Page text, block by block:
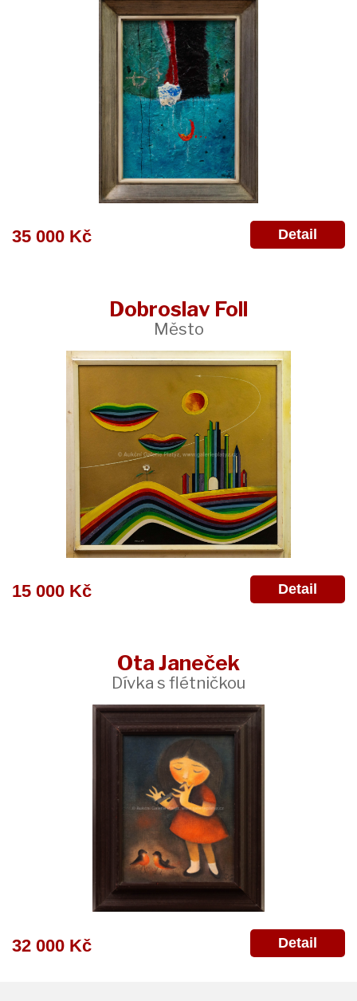
35 000 Kč Detail
Dobroslav Foll
Město
15 000 Kč Detail
Ota Janeček
Dívka s flétničkou
32 000 Kč Detail